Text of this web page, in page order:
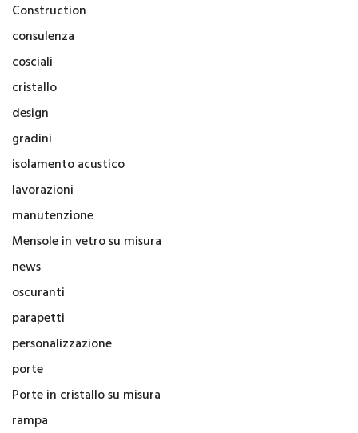
Construction
consulenza
cosciali
cristallo
design
gradini
isolamento acustico
lavorazioni
manutenzione
Mensole in vetro su misura
news
oscuranti
parapetti
personalizzazione
porte
Porte in cristallo su misura
rampa